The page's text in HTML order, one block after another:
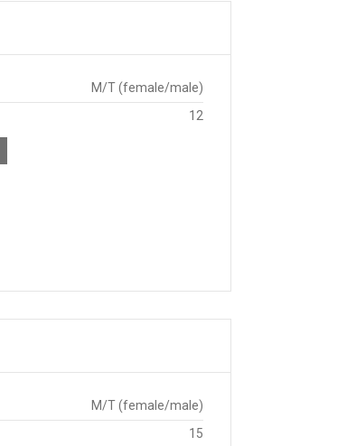
M/T (female/male)
12
M/T (female/male)
15